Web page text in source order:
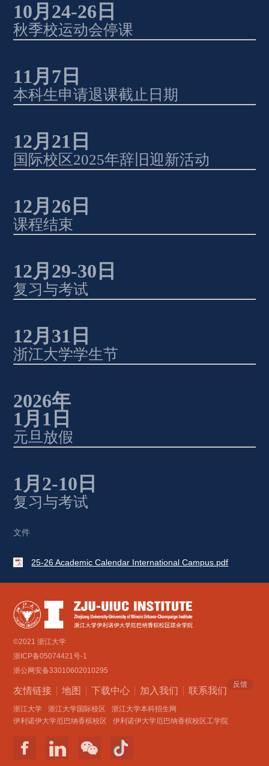
10月 24-26 日
秋季校运动会停课
11月 7 日
本科生申请退课截止日期
12月 21 日
国际校区2025年辞旧迎新活动
12月 26 日
课程结束
12月 29-30 日
复习与考试
12月 31 日
浙江大学学生节
2026年
1月 1 日
元旦放假
1月 2-10 日
复习与考试
文件
25-26 Academic Calendar International Campus.pdf
©2021 浙江大学
浙ICP备05074421号-1
浙公网安备33010602010295
友情链接 地图 下载中心 加入我们 联系我们
反馈
浙江大学 浙江大学国际校区
浙江大学本科招生网
伊利诺伊大学厄巴纳香槟校区
伊利诺伊大学厄巴纳香槟校区工学院